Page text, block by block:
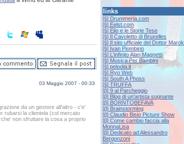
links
[§] Drummeria.com
[§] Eelst.com
[§] Elio e le Storie Tese
[§] Il Cavoletto di Bruxelles
[§] Il sito ufficiale del Dottor Marok
[§] Ivan Piombino
[§] L'infinito Alan Magnetti
[§] Musica Per Bambini
[§] pelodia.it
[§] Ryo Web
[§] South A Phoss
[§] TRUFFA
[β] 9 al Parcheggio
[β] Blog di un'artista sognante
[β] BORNTOBEFAVA
[β] Brainstorming
[β] Claudio Bisio Picture Show
[β] Come cambio faccia alla
MonnaLisa
[β] Dedicato ad Alessandro
Bergonzoni
03 Maggio 2007 - 00:33
da un gestore all'altro - c'e'
rubarsi la clientela (col mercato
non sfruttare la cosa a proprio